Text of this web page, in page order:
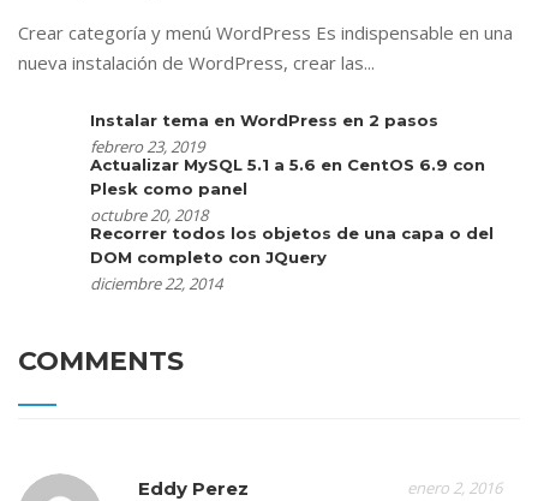
Crear categoría y menú WordPress Es indispensable en una
nueva instalación de WordPress, crear las...
Instalar tema en WordPress en 2 pasos
febrero 23, 2019
Actualizar MySQL 5.1 a 5.6 en CentOS 6.9 con
Plesk como panel
octubre 20, 2018
Recorrer todos los objetos de una capa o del
DOM completo con JQuery
diciembre 22, 2014
COMMENTS
Eddy Perez enero 2, 2016